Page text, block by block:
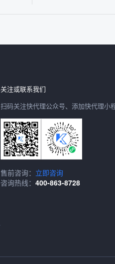
关注或联系我们
扫码关注快代理公众号、添加快代理小
售前咨询： 立即咨询
咨询热线： 400-863-8728